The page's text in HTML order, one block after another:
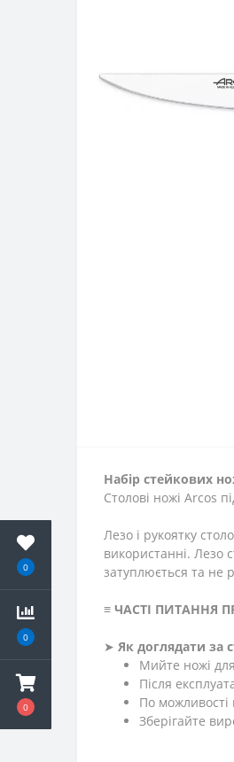
0
0
0
Набір стейкових
Столові ножі Arcos
Лезо і рукоятку
використанні. Лезо
затуплюється та не
≡ ЧАСТІ ПИТАННЯ
➤ Як доглядати
Мийте ножі
Після
По можливості
Зберігайте